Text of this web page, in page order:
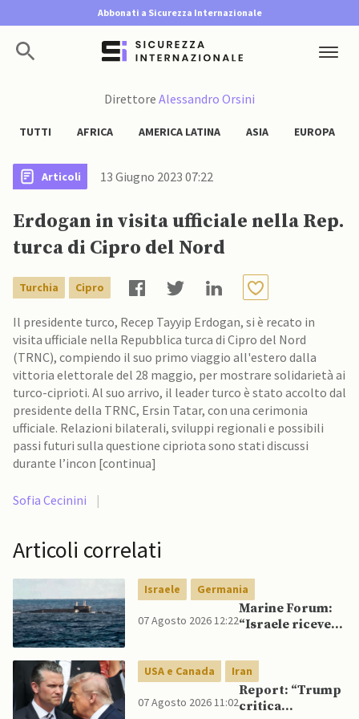
Abbonati a Sicurezza Internazionale
Direttore Alessandro Orsini
TUTTI AFRICA AMERICA LATINA ASIA EUROPA
Articoli 13 Giugno 2023 07:22
Erdogan in visita ufficiale nella Rep.
turca di Cipro del Nord
Turchia Cipro
Il presidente turco, Recep Tayyip Erdogan, si è recato in
visita ufficiale nella Repubblica turca di Cipro del Nord
(TRNC), compiendo il suo primo viaggio all'estero dalla
vittoria elettorale del 28 maggio, per mostrare solidarietà ai
turco-ciprioti. Al suo arrivo, il leader turco è stato accolto dal
presidente della TRNC, Ersin Tatar, con una cerimonia
ufficiale. Relazioni bilaterali, sviluppi regionali e possibili
passi futuri sulla questione cipriota sono stati discussi
durante l’incon [continua]
Sofia Cecinini |
Articoli correlati
Israele Germania
07 Agosto 2026 12:22
Marine Forum:
“Israele riceve
sottomarino INS
Drakon dopo 14
anni”
USA e Canada Iran
07 Agosto 2026 11:02
Report: “Trump
critica